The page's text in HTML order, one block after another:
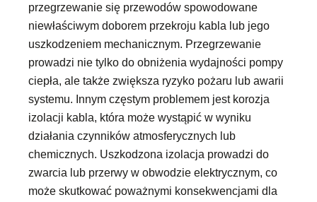
przegrzewanie się przewodów spowodowane
niewłaściwym doborem przekroju kabla lub jego
uszkodzeniem mechanicznym. Przegrzewanie
prowadzi nie tylko do obniżenia wydajności pompy
ciepła, ale także zwiększa ryzyko pożaru lub awarii
systemu. Innym częstym problemem jest korozja
izolacji kabla, która może wystąpić w wyniku
działania czynników atmosferycznych lub
chemicznych. Uszkodzona izolacja prowadzi do
zwarcia lub przerwy w obwodzie elektrycznym, co
może skutkować poważnymi konsekwencjami dla